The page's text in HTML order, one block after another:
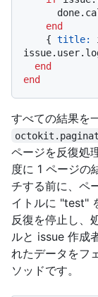
end
    {
title:
end
end
すべての結果を
ページを反復処
度に 1 ページの
チする前に、ペ
イトルに "test"
反復を停止し、
ルと issue 作成
れたデータをフ
ソッドです。